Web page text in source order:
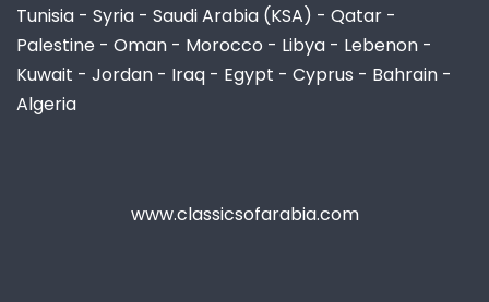
Tunisia - Syria - Saudi Arabia (KSA) - Qatar -
Palestine - Oman - Morocco - Libya - Lebenon -
Kuwait - Jordan - Iraq - Egypt - Cyprus - Bahrain -
Algeria
www.classicsofarabia.com